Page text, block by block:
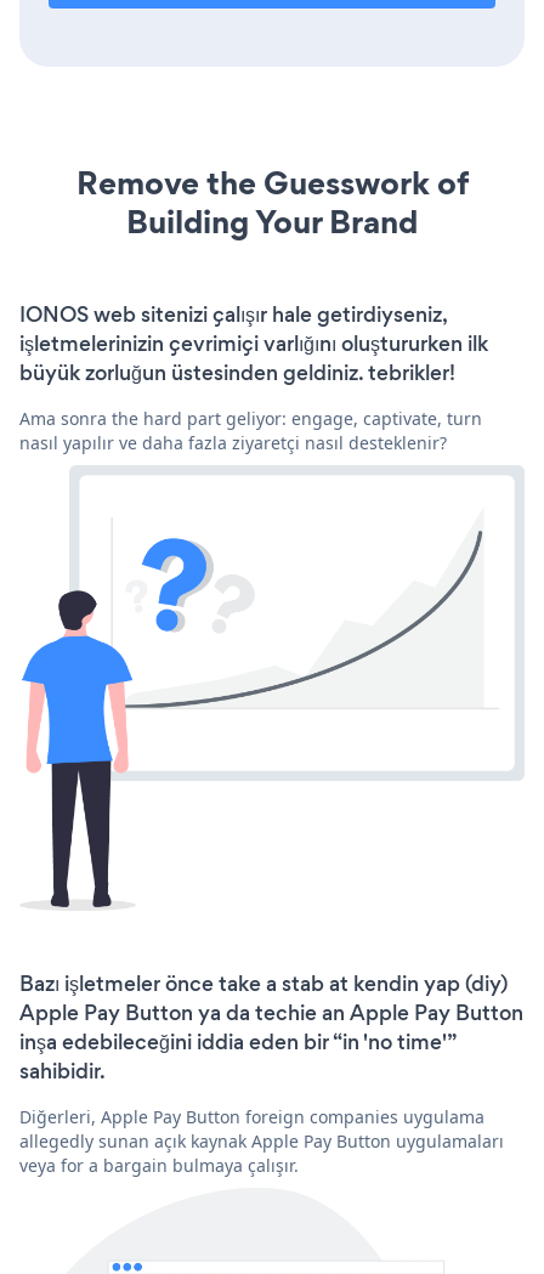
Remove the Guesswork of
Building Your Brand
IONOS web sitenizi çalışır hale getirdiyseniz,
işletmelerinizin çevrimiçi varlığını oluştururken ilk
büyük zorluğun üstesinden geldiniz. tebrikler!
Ama sonra the hard part geliyor: engage, captivate, turn
nasıl yapılır ve daha fazla ziyaretçi nasıl desteklenir?
Bazı işletmeler önce take a stab at kendin yap (diy)
Apple Pay Button ya da techie an Apple Pay Button
inşa edebileceğini iddia eden bir “in 'no time'”
sahibidir.
Diğerleri, Apple Pay Button foreign companies uygulama
allegedly sunan açık kaynak Apple Pay Button uygulamaları
veya for a bargain bulmaya çalışır.